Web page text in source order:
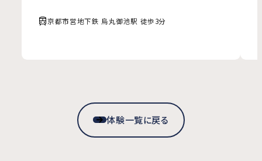
京都市営地下鉄 烏丸御池駅 徒歩3分
体験一覧に戻る